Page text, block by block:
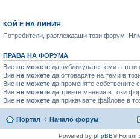
КОЙ Е НА ЛИНИЯ
Потребители, разглеждащи този форум:
ПРАВА НА ФОРУМА
Вие не можете да публикувате теми в
Вие не можете да отговаряте на теми в
Вие не можете да променяте собствените
Вие не можете да триете мнения в този
Вие не можете да прикачвате файлове в
Портал Начало форум
Powered by phpBB® Forum